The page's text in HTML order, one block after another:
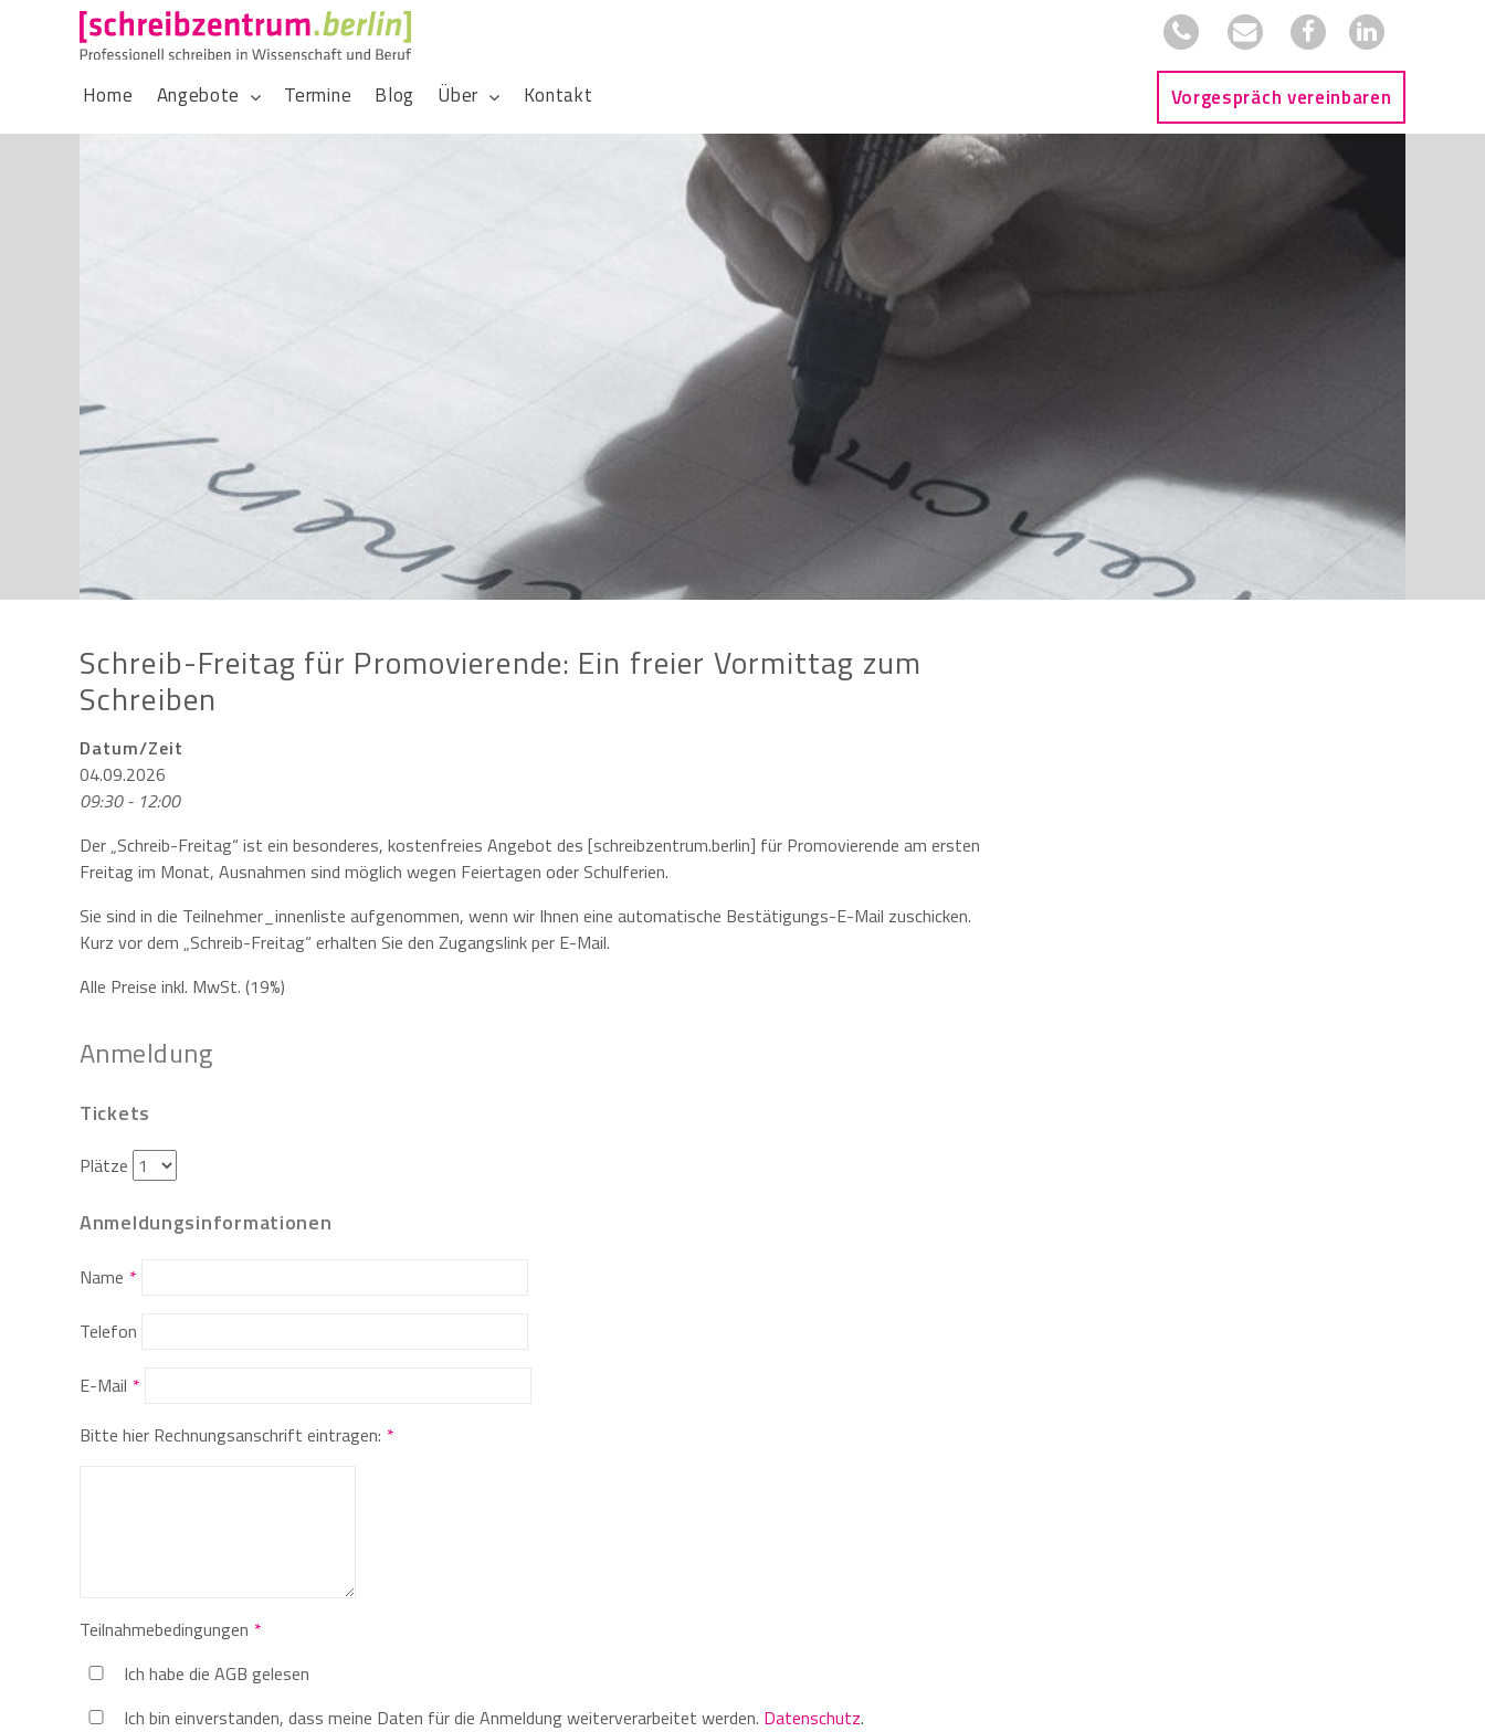
Home Angebote Termine Blog Über Kontakt Vorgespräch vereinbaren
Schreib-Freitag für Promovierende: Ein freier Vormittag zum
Schreiben
Datum/Zeit
04.09.2026
09:30 - 12:00
Der „Schreib-Freitag“ ist ein besonderes, kostenfreies Angebot des [schreibzentrum.berlin] für Promovierende am ersten
Freitag im Monat, Ausnahmen sind möglich wegen Feiertagen oder Schulferien.
Sie sind in die Teilnehmer_innenliste aufgenommen, wenn wir Ihnen eine automatische Bestätigungs-E-Mail zuschicken.
Kurz vor dem „Schreib-Freitag“ erhalten Sie den Zugangslink per E-Mail.
Alle Preise inkl. MwSt. (19%)
Anmeldung
Tickets
Plätze
Anmeldungsinformationen
Name
Telefon
E-Mail
Bitte hier Rechnungsanschrift eintragen:
Teilnahmebedingungen
Ich habe die AGB gelesen
Ich bin einverstanden, dass meine Daten für die Anmeldung weiterverarbeitet werden. Datenschutz.